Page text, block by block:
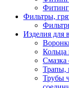
Фильтры,
Изделия для
Смазка
Трапы,
Трубы